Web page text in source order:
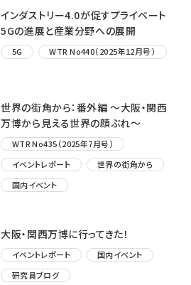
インダストリー4.0が促すプライベート
5Gの進展と産業分野への展開
5G WTR No440（2025年12月号）
世界の街角から：番外編 ～大阪・関西
万博から見える世界の顔ぶれ～
WTR No435（2025年7月号）
イベントレポート
世界の街角から
国内イベント
大阪・関西万博に行ってきた！
イベントレポート
国内イベント
研究員ブログ